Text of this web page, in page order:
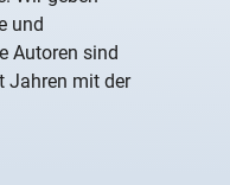
und
Autoren sind
Jahren mit der